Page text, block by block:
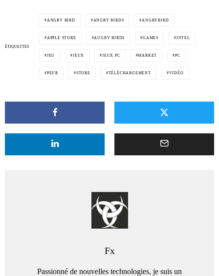
ÉTIQUETTES
ANGRY BIRD ANGRY BIRDS ANGRYBIRD
APPLE STORE AUGRY BIRDS GAMES INTEL
JEU JEUX JEUX PC MARKET PC
PEUR STORE TÉLÉCHARGEMENT VIDÉO
Fx
Passionné de nouvelles technologies, je suis un